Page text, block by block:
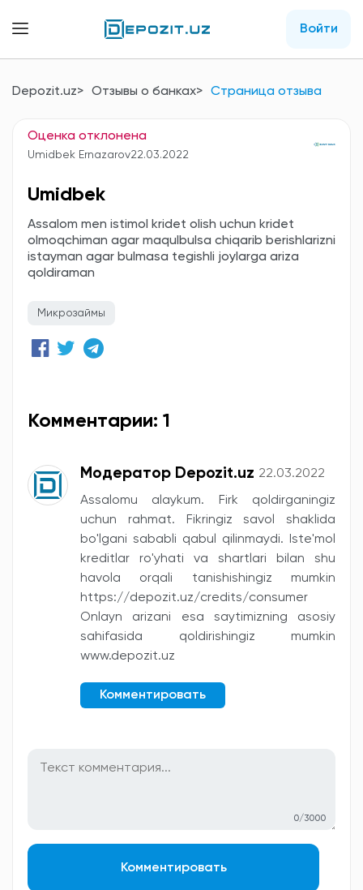
Войти
Depozit.uz Отзывы о банках Страница отзыва
Оценка отклонена
Umidbek Ernazarov22.03.2022
Umidbek
Assalom men istimol kridet olish uchun kridet
olmoqchiman agar maqulbulsa chiqarib berishlarizni
istayman agar bulmasa tegishli joylarga ariza
qoldiraman
Микрозаймы
Комментарии: 1
Модератор Depozit.uz 22.03.2022
Assalomu alaykum. Firk qoldirganingiz
uchun rahmat. Fikringiz savol shaklida
bo'lgani sababli qabul qilinmaydi. Iste'mol
kreditlar ro'yhati va shartlari bilan shu
havola orqali tanishishingiz mumkin
https://depozit.uz/credits/consumer
Onlayn arizani esa saytimizning asosiy
sahifasida qoldirishingiz mumkin
www.depozit.uz
Комментировать
0/3000
Комментировать